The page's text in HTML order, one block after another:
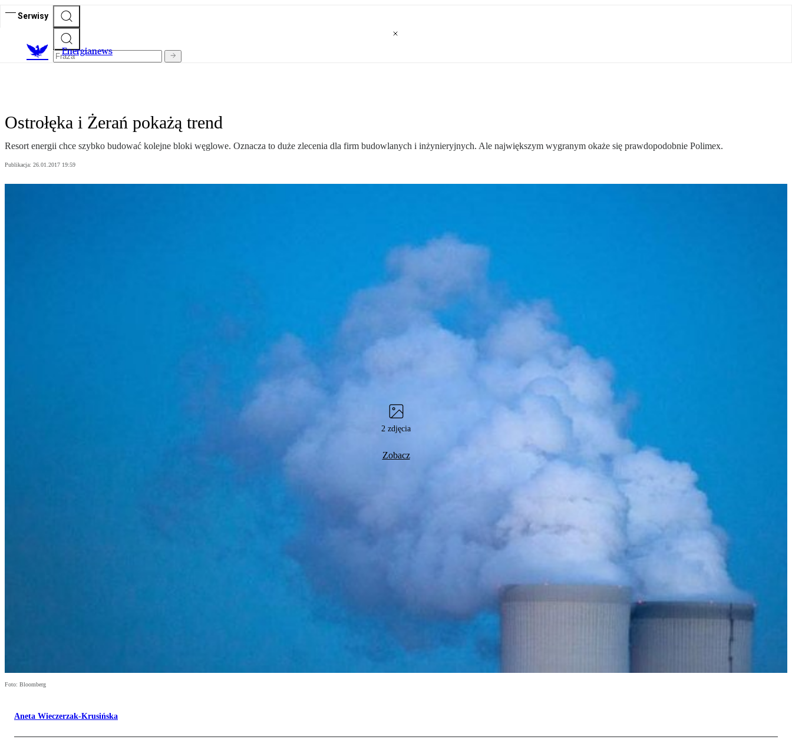
Serwisy
Energianews
Ostrołęka i Żerań pokażą trend
Resort energii chce szybko budować kolejne bloki węglowe. Oznacza to duże zlecenia dla firm budowlanych i inżynieryjnych. Ale największym wygranym okaże się prawdopodobnie Polimex.
Publikacja: 26.01.2017 19:59
2 zdjęcia
Zobacz
Foto: Bloomberg
Aneta Wieczerzak-Krusińska